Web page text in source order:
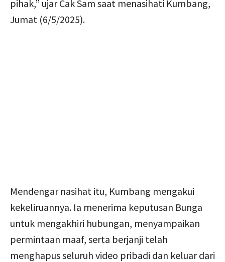
pihak,” ujar Cak Sam saat menasihati Kumbang,
Jumat (6/5/2025).
Mendengar nasihat itu, Kumbang mengakui
kekeliruannya. Ia menerima keputusan Bunga
untuk mengakhiri hubungan, menyampaikan
permintaan maaf, serta berjanji telah
menghapus seluruh video pribadi dan keluar dari